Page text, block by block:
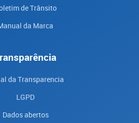
de Trânsito
da Marca
da Transparencia
LGPD
Dados abertos